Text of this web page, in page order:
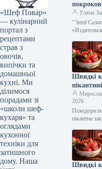
«Шеф Повар»
— кулінарний
портал з
рецептами
страв з
овочів,
випічки та
домашньої
кухні. Ми
ділимося
порадами зі
«школи шеф-
кухаря» та
оглядами
кухонної
техніки для
затишного
дому. Наша
Уляна
“`html
справжня
свіжість,…
Швидкі
хвилин,
фото
2026
Помідори
пікантна
Помідори
Швидкі